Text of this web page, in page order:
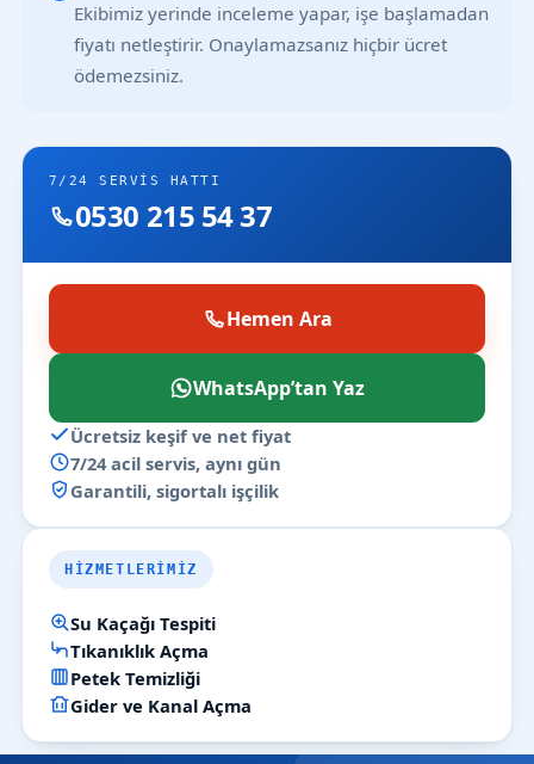
Ekibimiz yerinde inceleme yapar, işe başlamadan
fiyatı netleştirir. Onaylamazsanız hiçbir ücret
ödemezsiniz.
7/24 SERVIS HATTI
0530 215 54 37
Hemen Ara
WhatsApp’tan Yaz
Ücretsiz keşif ve net fiyat
7/24 acil servis, aynı gün
Garantili, sigortalı işçilik
HIZMETLERIMIZ
Su Kaçağı Tespiti
Tıkanıklık Açma
Petek Temizliği
Gider ve Kanal Açma